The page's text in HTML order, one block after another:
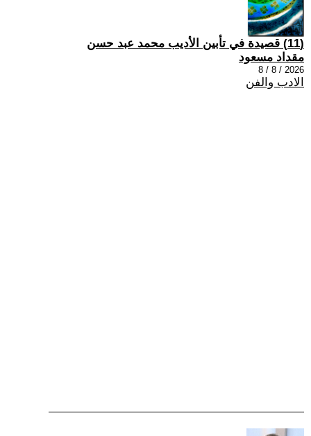
(11) قصيدة في تأبين الأديب محمد عبد حسن
مقداد مسعود
2026 / 8 / 8
الادب والفن